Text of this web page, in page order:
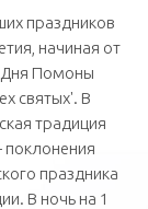
праздников
начиная от
Дня Помоны
святых'. В
традиция
поклонения
праздника
В ночь на 1